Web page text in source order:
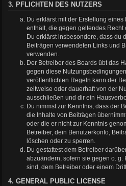
3. PFLICHTEN DES NUTZERS
Du erklärst mit der Erstellung
enthält, die gegen geltendes
Du erklärst insbesondere, dass du
Beiträgen verwendeten Links und
verwenden.
Der Betreiber des Boards übt das
gegen diese
veröffentlichten Regeln kann der
zeitweise oder dauerhaft von der
ausschließen und dir ein
Du nimmst zur Kenntnis, dass der
die Inhalte von Beiträgen
oder die er nicht zur Kenntnis
Betreiber, dein Benutzerkonto,
löschen oder zu sperren.
Du gestattest dem Betreiber
abzuändern, sofern sie gegen o.
sind, dem Betreiber oder einem
4. GENERAL PUBLIC LICENSE